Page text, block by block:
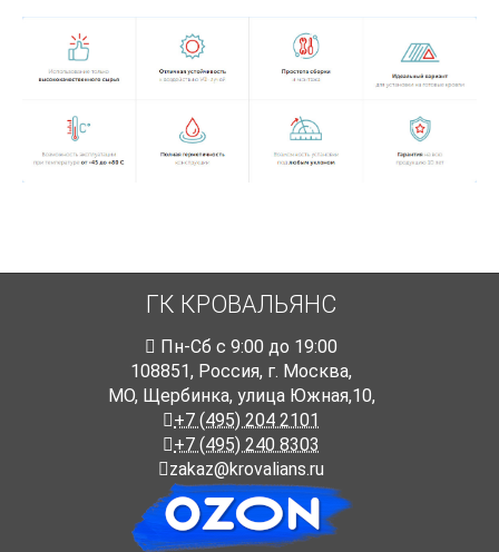
ГК КРОВАЛЬЯНС
Пн-Cб с 9:00 до 19:00
108851, Россия, г. Москва,
МО, Щербинка, улица Южная,10,
+7 (495) 204 2101
+7 (495) 240 8303
zakaz@krovalians.ru